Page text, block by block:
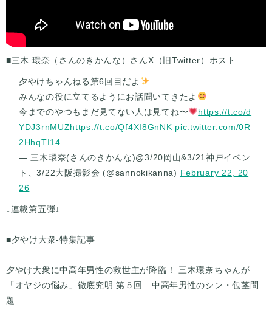
■三木 環奈（さんのきかんな）さんX（旧Twitter）ポスト
夕やけちゃんねる第6回目だよ
みんなの役に立てるようにお話聞いてきたよ
今までのやつもまだ見てない人は見てね〜
https://t.co/d
YDJ3rnMUZhttps://t.co/Qf4XI8GnNK pic.twitter.com/0R
2HhqTI14
— 三木環奈(さんのきかんな)@3/20岡山&3/21神戸イベン
ト、3/22大阪撮影会 (@sannokikanna) February 22, 20
26
↓連載第五弾↓
■夕やけ大衆-特集記事
夕やけ大衆に中高年男性の救世主が降臨！ 三木環奈ちゃんが
「オヤジの悩み」徹底究明 第５回 中高年男性のシン・包茎問
題